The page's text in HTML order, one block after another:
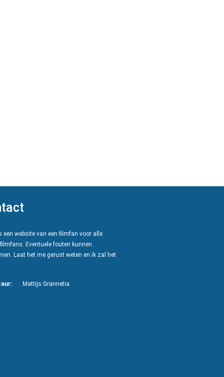
een website van een filmfan voor alle
Eventuele fouten kunnen
Laat het me gerust weten en ik zal het
Mattijs Grannetia